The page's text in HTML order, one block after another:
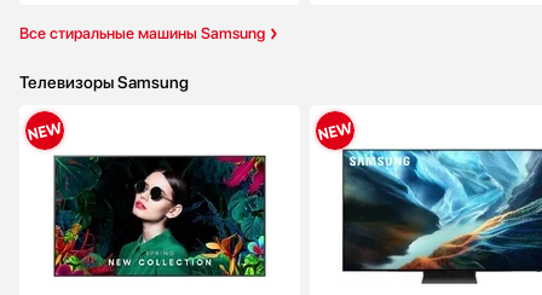
Sony
Tyent
V-ZUG
VARD
Vestfrost
Все стиральные машины Samsung
Телевизоры Samsung
Тип экрана:
Диагональ, ":